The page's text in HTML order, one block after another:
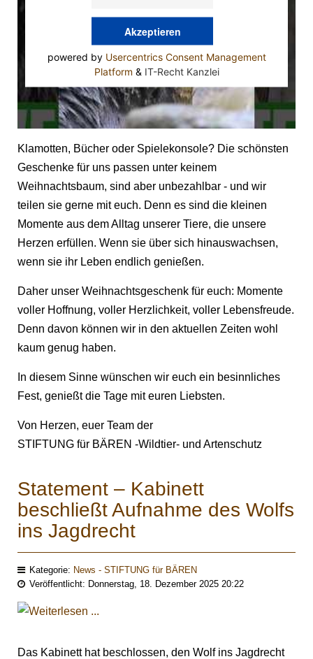
Akzeptieren
powered by Usercentrics Consent Management
Platform & IT-Recht Kanzlei
Klamotten, Bücher oder Spielekonsole? Die schönsten
Geschenke für uns passen unter keinem
Weihnachtsbaum, sind aber unbezahlbar - und wir
teilen sie gerne mit euch. Denn es sind die kleinen
Momente aus dem Alltag unserer Tiere, die unsere
Herzen erfüllen. Wenn sie über sich hinauswachsen,
wenn sie ihr Leben endlich genießen.
Daher unser Weihnachtsgeschenk für euch: Momente
voller Hoffnung, voller Herzlichkeit, voller Lebensfreude.
Denn davon können wir in den aktuellen Zeiten wohl
kaum genug haben.
In diesem Sinne wünschen wir euch ein besinnliches
Fest, genießt die Tage mit euren Liebsten.
Von Herzen, euer Team der
STIFTUNG für BÄREN -Wildtier- und Artenschutz
Statement – Kabinett
beschließt Aufnahme des Wolfs
ins Jagdrecht
Kategorie: News - STIFTUNG für BÄREN
Veröffentlicht: Donnerstag, 18. Dezember 2025 20:22
Das Kabinett hat beschlossen, den Wolf ins Jagdrecht